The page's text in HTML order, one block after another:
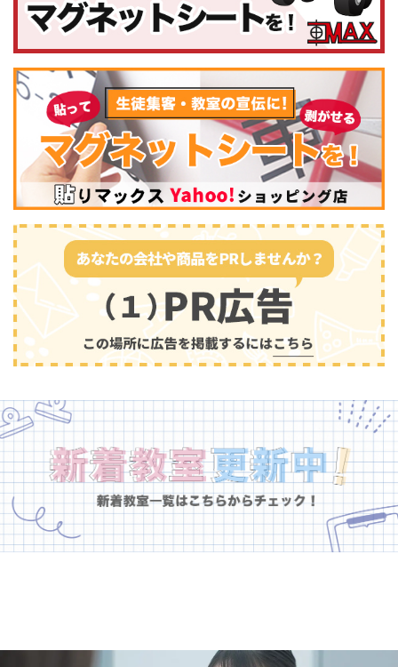
コンピュータ・科学(441)
幼児教育(681)